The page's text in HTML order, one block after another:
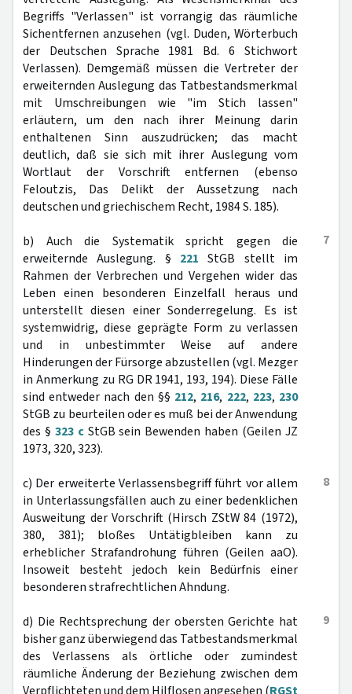
Begriffs "Verlassen" ist vorrangig das räumliche
Sichentfernen anzusehen (vgl. Duden, Wörterbuch
der Deutschen Sprache 1981 Bd. 6 Stichwort
Verlassen). Demgemäß müssen die Vertreter der
erweiternden Auslegung das Tatbestandsmerkmal
mit Umschreibungen wie "im Stich lassen"
erläutern, um den nach ihrer Meinung darin
enthaltenen Sinn auszudrücken; das macht
deutlich, daß sie sich mit ihrer Auslegung vom
Wortlaut der Vorschrift entfernen (ebenso
Feloutzis, Das Delikt der Aussetzung nach
deutschen und griechischem Recht, 1984 S. 185).
7
b) Auch die Systematik spricht gegen die
erweiternde Auslegung. § 221 StGB stellt im
Rahmen der Verbrechen und Vergehen wider das
Leben einen besonderen Einzelfall heraus und
unterstellt diesen einer Sonderregelung. Es ist
systemwidrig, diese geprägte Form zu verlassen
und in unbestimmter Weise auf andere
Hinderungen der Fürsorge abzustellen (vgl. Mezger
in Anmerkung zu RG DR 1941, 193, 194). Diese Fälle
sind entweder nach den §§ 212, 216, 222, 223, 230
StGB zu beurteilen oder es muß bei der Anwendung
des § 323 cStGB sein Bewenden haben (Geilen JZ
1973, 320, 323).
8
c) Der erweiterte Verlassensbegriff führt vor allem
in Unterlassungsfällen auch zu einer bedenklichen
Ausweitung der Vorschrift (Hirsch ZStW 84 (1972),
380, 381); bloßes Untätigbleiben kann zu
erheblicher Strafandrohung führen (Geilen aaO).
Insoweit besteht jedoch kein Bedürfnis einer
besonderen strafrechtlichen Ahndung.
9
d) Die Rechtsprechung der obersten Gerichte hat
bisher ganz überwiegend das Tatbestandsmerkmal
des Verlassens als örtliche oder zumindest
räumliche Änderung der Beziehung zwischen dem